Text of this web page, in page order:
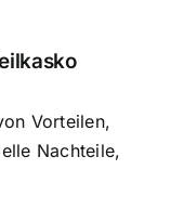
Vorteilen,
Nachteile,